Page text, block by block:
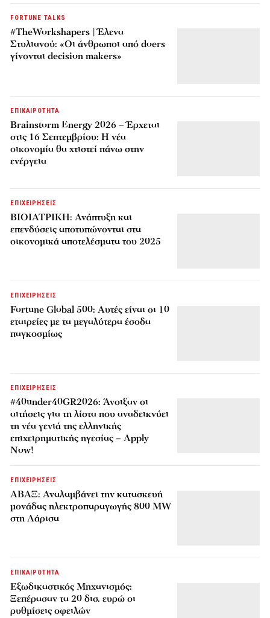
FORTUNE TALKS
#TheWorkshapers | Έλενα
Στυλιανού: «Οι άνθρωποι από doers
γίνονται decision makers»
ΕΠΙΚΑΙΡΟΤΗΤΑ
Brainstorm Energy 2026 – Έρχεται
στις 16 Σεπτεμβρίου: Η νέα
οικονομία θα χτιστεί πάνω στην
ενέργεια
ΕΠΙΧΕΙΡΗΣΕΙΣ
ΒΙΟΙΑΤΡΙΚΗ: Ανάπτυξη και
επενδύσεις αποτυπώνονται στα
οικονομικά αποτελέσματα του 2025
ΕΠΙΧΕΙΡΗΣΕΙΣ
Fortune Global 500: Αυτές είναι οι 10
εταιρείες με τα μεγαλύτερα έσοδα
παγκοσμίως
ΕΠΙΧΕΙΡΗΣΕΙΣ
#40under40GR2026: Άνοιξαν οι
αιτήσεις για τη λίστα που αναδεικνύει
τη νέα γενιά της ελληνικής
επιχειρηματικής ηγεσίας – Apply
Now!
ΕΠΙΧΕΙΡΗΣΕΙΣ
ΑΒΑΞ: Αναλαμβάνει την κατασκευή
μονάδας ηλεκτροπαραγωγής 800 MW
στη Λάρισα
ΕΠΙΚΑΙΡΟΤΗΤΑ
Εξωδικαστικός Μηχανισμός:
Ξεπέρασαν τα 20 δισ. ευρώ οι
ρυθμίσεις οφειλών